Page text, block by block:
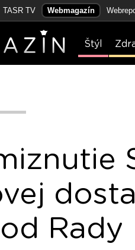
TASR TV Webmagazín
Štýl
Rady